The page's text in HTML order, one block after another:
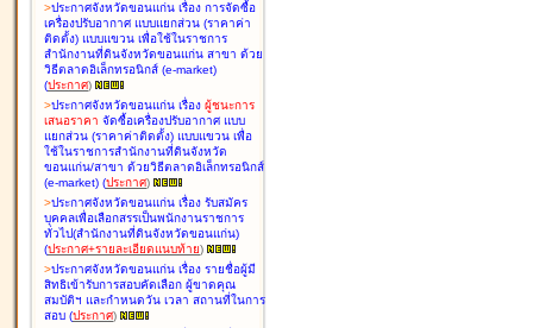
>ประกาศจังหวัดขอนแก่น เรื่อง การจัดซื้อ
เครื่องปรับอากาศ แบบแยกส่วน (ราคาค่า
ติดตั้ง) แบบแขวน เพื่อใช้ในราชการ
สำนักงานที่ดินจังหวัดขอนแก่น สาขา ด้วย
วิธีตลาดอิเล็กทรอนิกส์ (e-market)
(ประกาศ)
>ประกาศจังหวัดขอนแก่น เรื่อง ผู้ชนะการ
เสนอราคา จัดซื้อเครื่องปรับอากาศ แบบ
แยกส่วน (ราคาค่าติดตั้ง) แบบแขวน เพื่อ
ใช้ในราชการสำนักงานที่ดินจังหวัด
ขอนแก่น/สาขา ด้วยวิธีตลาดอิเล็กทรอนิกส์
(e-market) (ประกาศ)
>ประกาศจังหวัดขอนแก่น เรื่อง รับสมัคร
บุคคลเพื่อเลือกสรรเป็นพนักงานราชการ
ทั่วไป(สำนักงานที่ดินจังหวัดขอนแก่น)
(ประกาศ+รายละเอียดแนบท้าย)
>ประกาศจังหวัดขอนแก่น เรื่อง รายชื่อผู้มี
สิทธิเข้ารับการสอบคัดเลือก ผู้ขาดคุณ
สมบัติฯ และกำหนดวัน เวลา สถานที่ในการ
สอบ (ประกาศ)